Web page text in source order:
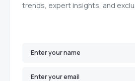
trends, expert insights, and